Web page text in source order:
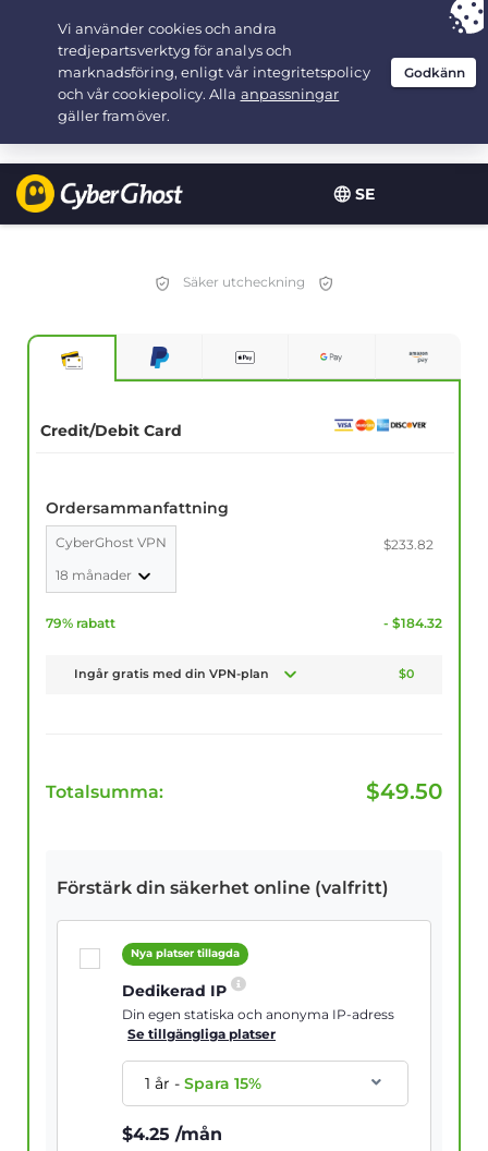
SE
Your choice: The Best Dealfor 1.5-years at $
Säker utcheckning
Credit/Debit Card
Ordersammanfattning
CyberGhost VPN
18 månader
$233.82
79% rabatt - $184.32
Ingår gratis med din VPN-plan $0
Totalsumma: $49.50
Förstärk din säkerhet online (valfritt)
Nya platser tillagda
Dedikerad IP
Din egen statiska och anonyma IP-adress
Se tillgängliga platser
1 år-Spara15%
$4.25 /mån